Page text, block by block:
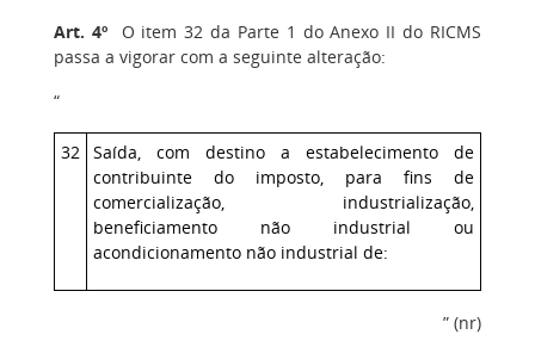
Art. 4ºO item 32 da Parte 1 do Anexo II do RICMS
passa a vigorar com a seguinte alteração:
“
32 Saída, com destino a estabelecimento de
contribuinte do imposto, para fins de
comercialização, industrialização,
beneficiamento não industrial ou
acondicionamento não industrial de:
” (nr)